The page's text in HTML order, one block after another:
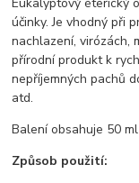
účinky. Je vhodný při
nachlazení, virózách,
přírodní produkt k
nepříjemných pachů
atd.
Balení obsahuje 50 ml
Způsob použití: